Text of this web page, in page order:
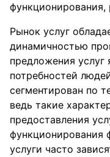
Рынок услуг
динамичностью
предложения услуг
потребностей
сегментирован по
ведь такие
предоставления
функционирования
услуги часто